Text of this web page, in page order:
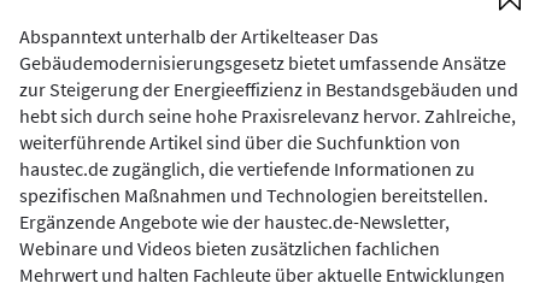
Abspanntext unterhalb der Artikelteaser Das
Gebäudemodernisierungsgesetz bietet umfassende Ansätze
zur Steigerung der Energieeffizienz in Bestandsgebäuden und
hebt sich durch seine hohe Praxisrelevanz hervor. Zahlreiche,
weiterführende Artikel sind über die Suchfunktion von
haustec.de zugänglich, die vertiefende Informationen zu
spezifischen Maßnahmen und Technologien bereitstellen.
Ergänzende Angebote wie der haustec.de-Newsletter,
Webinare und Videos bieten zusätzlichen fachlichen
Mehrwert und halten Fachleute über aktuelle Entwicklungen